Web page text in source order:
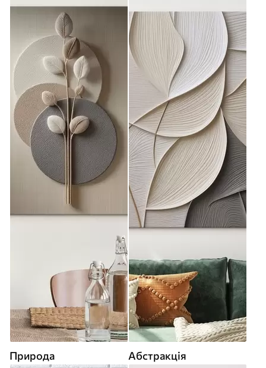
Природа Абстракція